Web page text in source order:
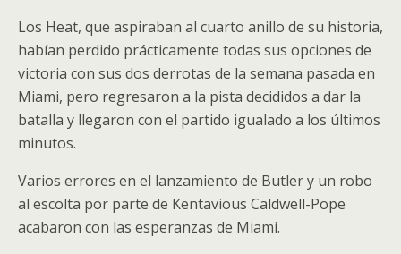
Los Heat, que aspiraban al cuarto anillo de su historia,
habían perdido prácticamente todas sus opciones de
victoria con sus dos derrotas de la semana pasada en
Miami, pero regresaron a la pista decididos a dar la
batalla y llegaron con el partido igualado a los últimos
minutos.
Varios errores en el lanzamiento de Butler y un robo
al escolta por parte de Kentavious Caldwell-Pope
acabaron con las esperanzas de Miami.